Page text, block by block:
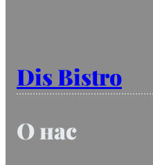
Dis Bistro
О нас